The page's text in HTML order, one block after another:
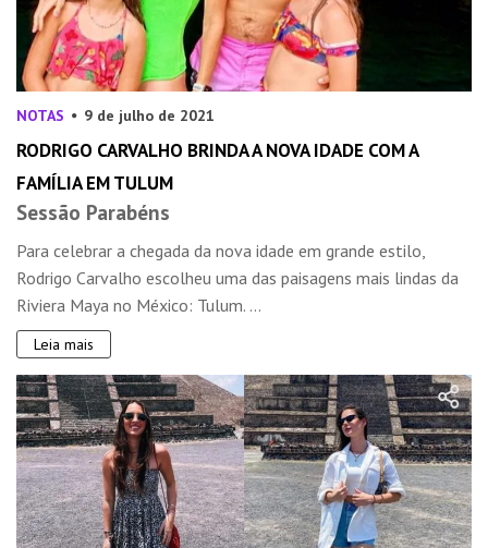
NOTAS 9 de julho de 2021
RODRIGO CARVALHO BRINDA A NOVA IDADE COM A
FAMÍLIA EM TULUM
Sessão Parabéns
Para celebrar a chegada da nova idade em grande estilo,
Rodrigo Carvalho escolheu uma das paisagens mais lindas da
Riviera Maya no México: Tulum. ...
Leia mais